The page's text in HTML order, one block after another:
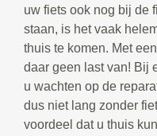
uw fiets ook nog bij de
staan, is het vaak
thuis te komen. Met
daar geen last van! Bij
u wachten op de
dus niet lang zonder
voordeel dat u thuis